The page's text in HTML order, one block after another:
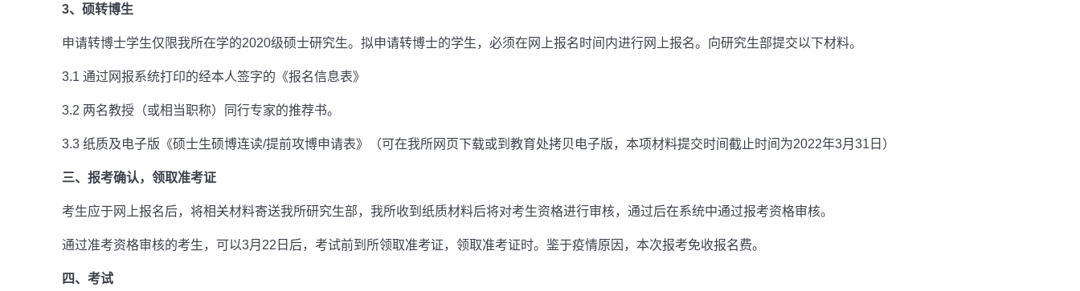
3、硕转博生
申请转博士学生仅限我所在学的2020级硕士研究生。拟申请转博士的学生，必须在网上报名时间内进行网上报名。向研究生部提交以下材料。
3.1 通过网报系统打印的经本人签字的《报名信息表》
3.2 两名教授（或相当职称）同行专家的推荐书。
3.3 纸质及电子版《硕士生硕博连读/提前攻博申请表》（可在我所网页下载或到教育处拷贝电子版，本项材料提交时间截止时间为2022年3月31日）
三、报考确认，领取准考证
考生应于网上报名后，将相关材料寄送我所研究生部，我所收到纸质材料后将对考生资格进行审核，通过后在系统中通过报考资格审核。
通过准考资格审核的考生，可以3月22日后，考试前到所领取准考证，领取准考证时。鉴于疫情原因，本次报考免收报名费。
四、考试